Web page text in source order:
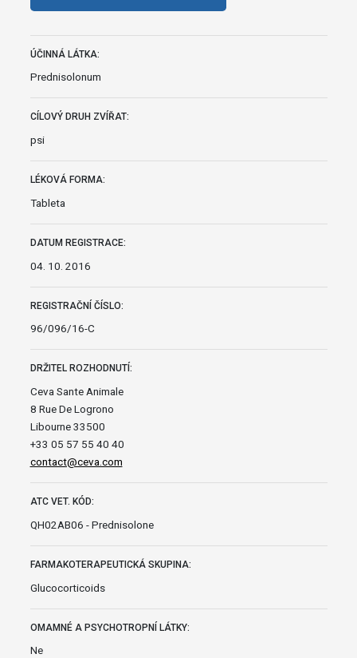
ÚČINNÁ LÁTKA:
Prednisolonum
CÍLOVÝ DRUH ZVÍŘAT:
psi
LÉKOVÁ FORMA:
Tableta
DATUM REGISTRACE:
04. 10. 2016
REGISTRAČNÍ ČÍSLO:
96/096/16-C
DRŽITEL ROZHODNUTÍ:
Ceva Sante Animale
8 Rue De Logrono
Libourne 33500
+33 05 57 55 40 40
contact@ceva.com
ATC VET. KÓD:
QH02AB06 - Prednisolone
FARMAKOTERAPEUTICKÁ SKUPINA:
Glucocorticoids
OMAMNÉ A PSYCHOTROPNÍ LÁTKY:
Ne